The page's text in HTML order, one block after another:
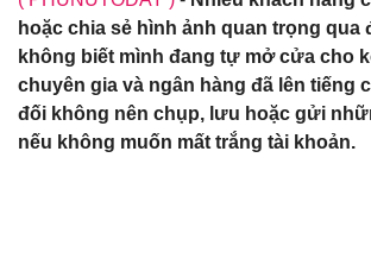
hoặc chia sẻ hình ảnh quan trọng qua
không biết mình đang tự mở cửa cho
chuyên gia và ngân hàng đã lên tiếng
đối không nên chụp, lưu hoặc gửi
nếu không muốn mất trắng tài khoản.